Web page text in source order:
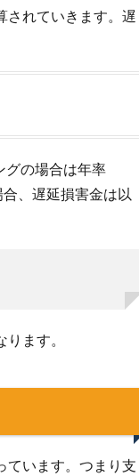
されていきます。遅
グの場合は年率
、遅延損害金は以
ます。
ています。つまり支